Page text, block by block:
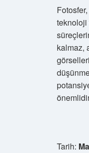
teknoloji
kalmaz,
Tarih: